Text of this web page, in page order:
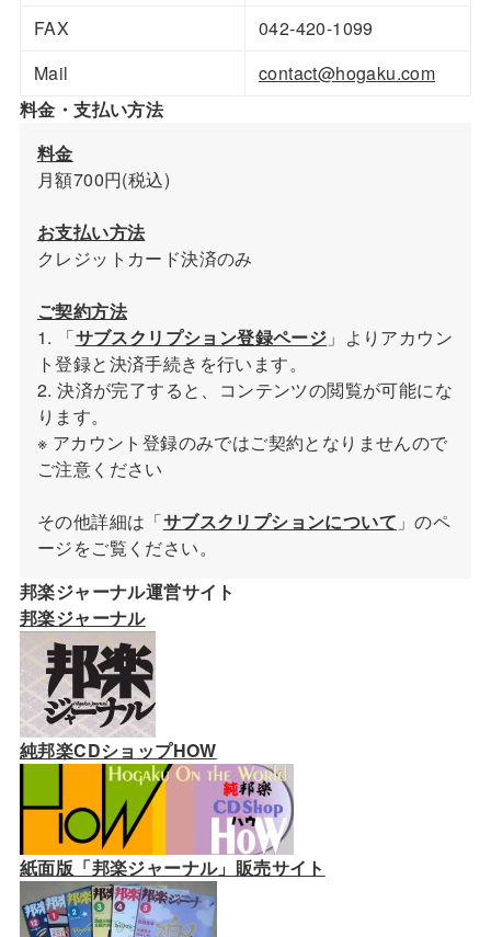
FAX
042-420-1099
Mail
contact@hogaku.com
料金・支払い方法
料金
月額700円(税込)
お支払い方法
クレジットカード決済のみ
ご契約方法
1. 「サブスクリプション登録ページ 」よりアカウン
ト登録と決済手続きを行います。
2. 決済が完了すると、コンテンツの閲覧が可能にな
ります。
※ アカウント登録のみではご契約となりませんので
ご注意ください
その他詳細は「サブスクリプションについて 」のペ
ージをご覧ください。
邦楽ジャーナル運営サイト
邦楽ジャーナル
純邦楽CDショップHOW
紙面版「邦楽ジャーナル」販売サイト